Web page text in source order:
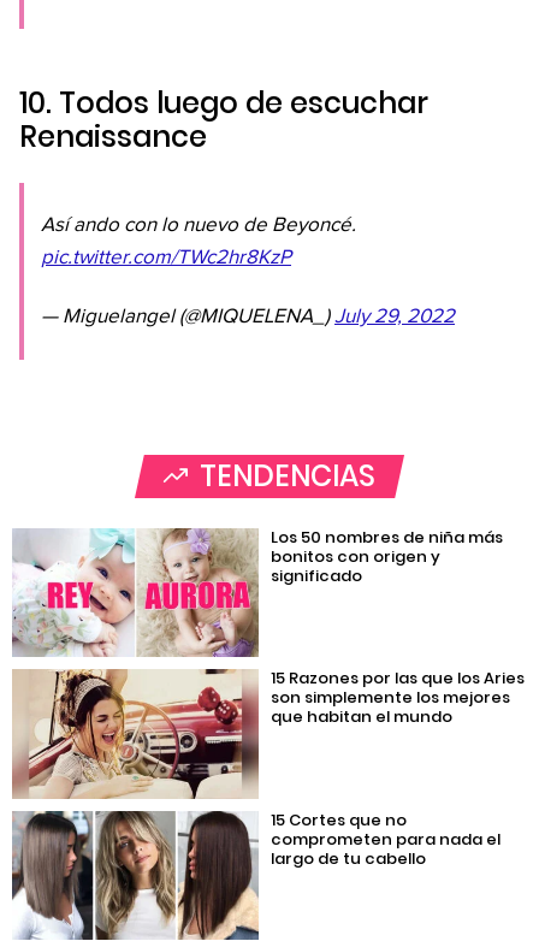
10. Todos luego de escuchar
Renaissance
Así ando con lo nuevo de Beyoncé.
pic.twitter.com/TWc2hr8KzP
— Miguelangel (@MIQUELENA_)July 29, 2022
TENDENCIAS
Los 50 nombres de niña más
bonitos con origen y
significado
15 Razones por las que los Aries
son simplemente los mejores
que habitan el mundo
15 Cortes que no
comprometen para nada el
largo de tu cabello